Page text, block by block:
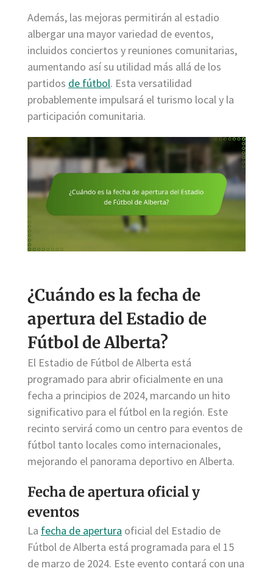
Además, las mejoras permitirán al estadio
albergar una mayor variedad de eventos,
incluidos conciertos y reuniones comunitarias,
aumentando así su utilidad más allá de los
partidos de fútbol. Esta versatilidad
probablemente impulsará el turismo local y la
participación comunitaria.
¿Cuándo es la fecha de
apertura del Estadio de
Fútbol de Alberta?
El Estadio de Fútbol de Alberta está
programado para abrir oficialmente en una
fecha a principios de 2024, marcando un hito
significativo para el fútbol en la región. Este
recinto servirá como un centro para eventos de
fútbol tanto locales como internacionales,
mejorando el panorama deportivo en Alberta.
Fecha de apertura oficial y
eventos
La fecha de apertura oficial del Estadio de
Fútbol de Alberta está programada para el 15
de marzo de 2024. Este evento contará con una